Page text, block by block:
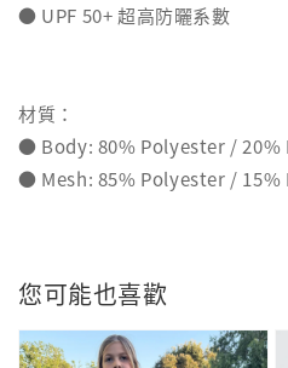
● UPF 50+ 超高防曬系數
材質：
● Body: 80% Polyester / 20%
● Mesh: 85% Polyester / 15%
您可能也喜歡